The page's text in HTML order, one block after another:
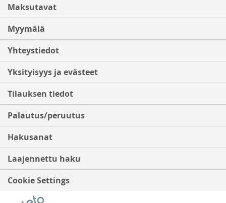
Maksutavat
Myymälä
Yhteystiedot
Yksityisyys ja evästeet
Tilauksen tiedot
Palautus/peruutus
Hakusanat
Laajennettu haku
Cookie Settings